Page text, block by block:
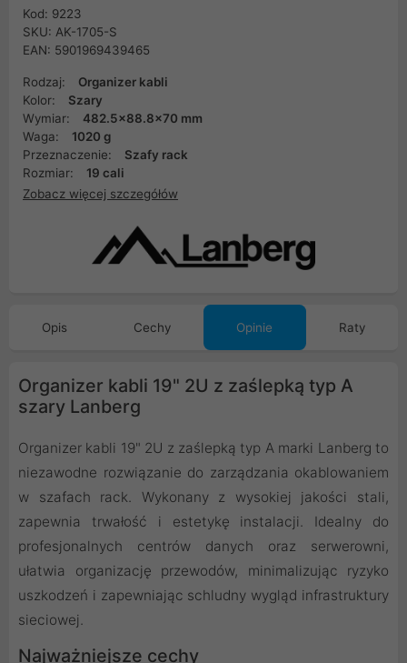
Kod: 9223
SKU: AK-1705-S
EAN: 5901969439465
Rodzaj:
Organizer kabli
Kolor:
Szary
Wymiar:
482.5x88.8x70 mm
Waga:
1020 g
Przeznaczenie:
Szafy rack
Rozmiar:
19 cali
Zobacz więcej szczegółów
Opis Cechy Opinie Raty
Organizer kabli 19" 2U z zaślepką typ A
szary Lanberg
Organizer kabli 19" 2U z zaślepką typ A marki Lanberg to
niezawodne rozwiązanie do zarządzania okablowaniem
w szafach rack. Wykonany z wysokiej jakości stali,
zapewnia trwałość i estetykę instalacji. Idealny do
profesjonalnych centrów danych oraz serwerowni,
ułatwia organizację przewodów, minimalizując ryzyko
uszkodzeń i zapewniając schludny wygląd infrastruktury
sieciowej.
Najważniejsze cechy